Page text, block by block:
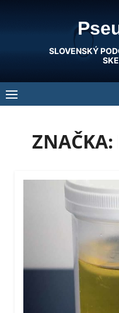
SLOVENSKÝ
ZNAČKA: